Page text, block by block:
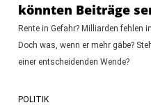
könnten Beiträge
Rente in Gefahr? Milliarden fehlen
Doch was, wenn er mehr gäbe?
einer entscheidenden Wende?
POLITIK